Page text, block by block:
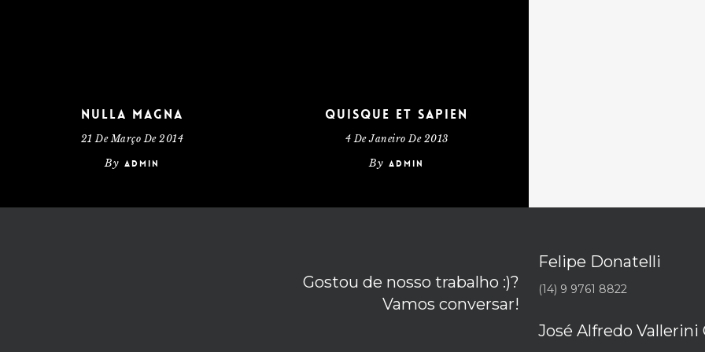
Nulla Magna
21 De Março De 2014
By admin
Quisque et sapien
4 De Janeiro De 2013
By admin
Gostou de nosso trabalho :)?
Vamos conversar!
Felipe Donatelli
(14) 9 9761 8822
José Alfredo Vallerini